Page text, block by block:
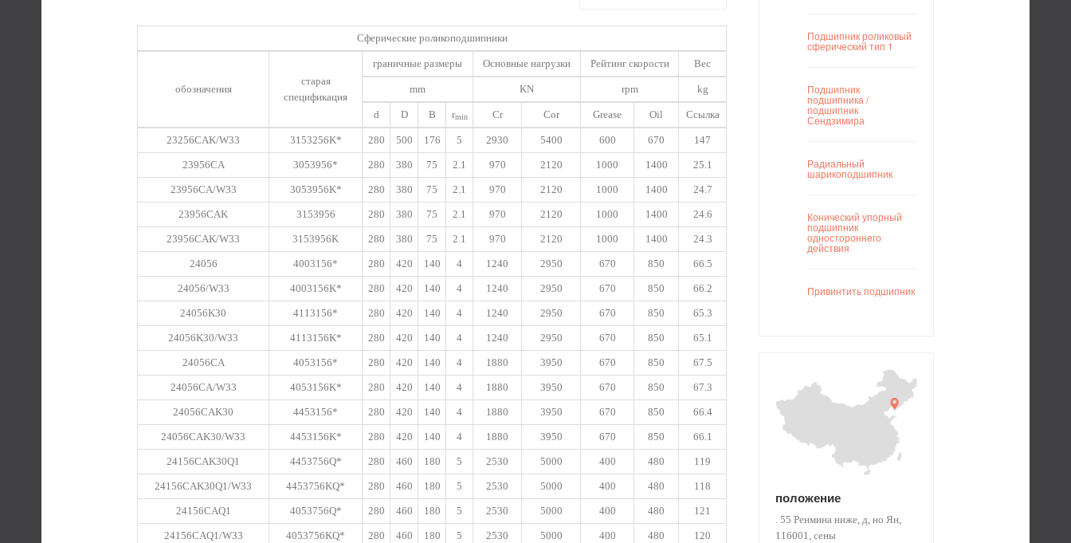
Сферические роликоподшипники
обозначения
старая
спецификация
граничные размеры Основные нагрузки Рейтинг скорости Вес
mm KN rpm kg
d D B rmin Cr Cor Grease Oil Ссылка
23256CAK/W33 3153256K* 280 500 176 5 2930 5400 600 670 147
23956CA 3053956* 280 380 75 2.1 970 2120 1000 1400 25.1
23956CA/W33 3053956K* 280 380 75 2.1 970 2120 1000 1400 24.7
23956CAK 3153956 280 380 75 2.1 970 2120 1000 1400 24.6
23956CAK/W33 3153956K 280 380 75 2.1 970 2120 1000 1400 24.3
24056 4003156* 280 420 140 4 1240 2950 670 850 66.5
24056/W33 4003156K* 280 420 140 4 1240 2950 670 850 66.2
24056K30 4113156* 280 420 140 4 1240 2950 670 850 65.3
24056K30/W33 4113156K* 280 420 140 4 1240 2950 670 850 65.1
24056CA 4053156* 280 420 140 4 1880 3950 670 850 67.5
24056CA/W33 4053156K* 280 420 140 4 1880 3950 670 850 67.3
24056CAK30 4453156* 280 420 140 4 1880 3950 670 850 66.4
24056CAK30/W33 4453156K* 280 420 140 4 1880 3950 670 850 66.1
24156CAK30Q1 4453756Q* 280 460 180 5 2530 5000 400 480 119
24156CAK30Q1/W33 4453756KQ* 280 460 180 5 2530 5000 400 480 118
24156CAQ1 4053756Q* 280 460 180 5 2530 5000 400 480 121
24156CAQ1/W33 4053756KQ* 280 460 180 5 2530 5000 400 480 120
Подшипник роликовый
сферический тип 1
Подшипник
подшипника /
подшипник
Сендзимира
Радиальный
шарикоподшипник
Конический упорный
подшипник
одностороннего
действия
Привинтить подшипник
положение
. 55 Ренмина ниже, д, но Ян,
116001, сены